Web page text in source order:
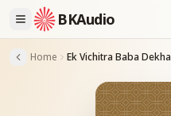
BKAudio
Home Ek Vichitra Baba Dekha